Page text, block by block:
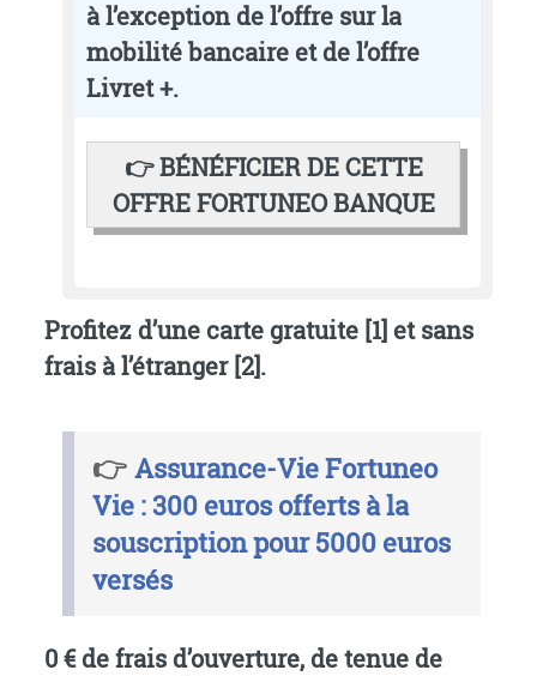
à l’exception de l’offre sur la
mobilité bancaire et de l’offre
Livret +.
👉 BÉNÉFICIER DE CETTE
OFFRE FORTUNEO BANQUE
Profitez d’une carte gratuite[1] et sans
frais à l’étranger[2].
👉 Assurance-Vie Fortuneo
Vie : 300 euros offerts à la
souscription pour 5000 euros
versés
0 € de frais d’ouverture, de tenue de